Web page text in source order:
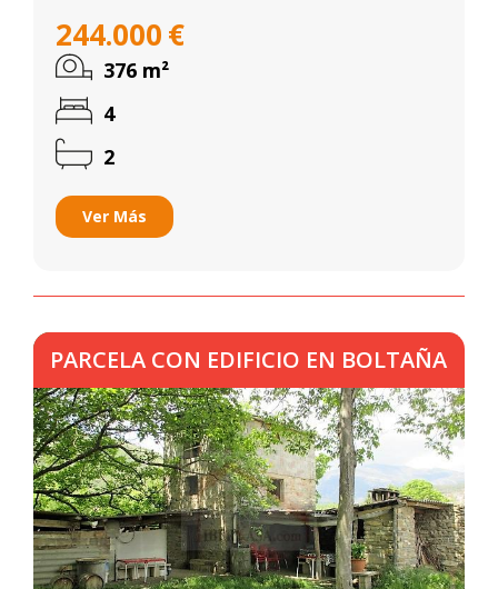
244.000€
376 m²
4
2
Ver Más
PARCELA CON EDIFICIO EN BOLTAÑA